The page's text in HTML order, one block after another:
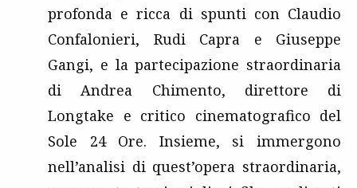
profonda e ricca di spunti con Claudio
Confalonieri, Rudi Capra e Giuseppe
Gangi, e la partecipazione straordinaria
di Andrea Chimento, direttore di
Longtake e critico cinematografico del
Sole 24 Ore. Insieme, si immergono
nell’analisi di quest’opera straordinaria,